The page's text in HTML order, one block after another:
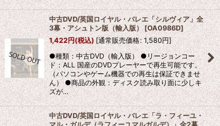
中古DVD/英国ロイヤル・バレエ「シルヴィア」全
3幕・アシュトン版（輸入版） [OA0986D]
1,422円(税込) [通常販売価格: 1,580円]
●種類：中古DVD（輸入版） ●リージョンコー
ド：ALL 国産のDVDプレーヤーで再生可能です。
（パソコンやゲーム機器での再生は保証できませ
ん） ●商品の外観：ディスク読み取り面に少しキ
ズが…
中古DVD/英国ロイヤル・バレエ「ラ・フィーユ・
マル・ガルデ（ラフィーユマルガルデ）」全2幕